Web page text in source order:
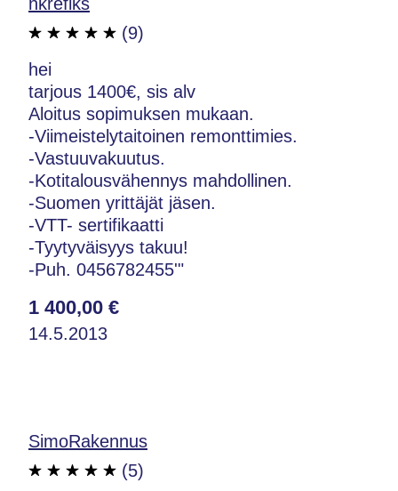
(9)
hei
tarjous 1400€, sis alv
Aloitus sopimuksen mukaan.
-Viimeistelytaitoinen remonttimies.
-Vastuuvakuutus.
-Kotitalousvähennys mahdollinen.
-Suomen yrittäjät jäsen.
-VTT- sertifikaatti
-Tyytyväisyys takuu!
-Puh. 0456782455'"
1 400,00 €
14.5.2013
SimoRakennus
(5)